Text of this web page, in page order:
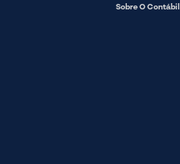
Sobre O Contábil